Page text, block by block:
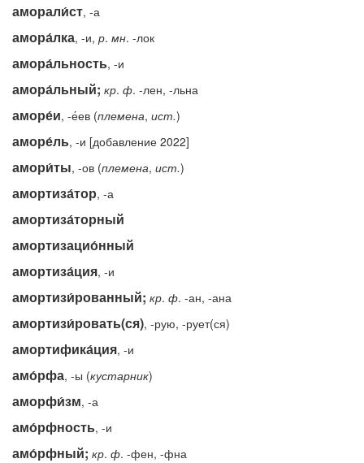
аморали́ст, -а
амора́лка, -и, р. мн. -лок
амора́льность, -и
амора́льный; кр. ф. -лен, -льна
аморе́и, -е́ев (племена, ист.)
аморе́ль, -и [добавление 2022]
амори́ты, -ов (племена, ист.)
амортиза́тор, -а
амортиза́торный
амортизацио́нный
амортиза́ция, -и
амортизи́рованный; кр. ф. -ан, -ана
амортизи́ровать(ся), -рую, -рует(ся)
амортифика́ция, -и
амо́рфа, -ы (кустарник)
аморфи́зм, -а
амо́рфность, -и
амо́рфный; кр. ф. -фен, -фна